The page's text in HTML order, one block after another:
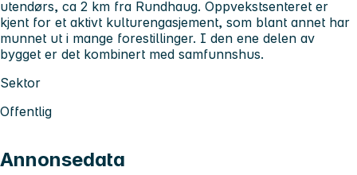
utendørs, ca 2 km fra Rundhaug. Oppvekstsenteret er
kjent for et aktivt kulturengasjement, som blant annet har
munnet ut i mange forestillinger. I den ene delen av
bygget er det kombinert med samfunnshus.
Sektor
Offentlig
Annonsedata